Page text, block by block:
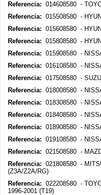
Referencia: 014608580 -
Referencia: 015508580 -
Referencia: 015608580 -
Referencia: 015808580 -
Referencia: 015908580 -
Referencia: 016108580 -
Referencia: 017508580 -
Referencia: 018008580 -
Referencia: 018308580 -
Referencia: 018408580 -
Referencia: 018908580 -
Referencia: 019108580 -
Referencia: 021508580 -
Referencia: 021808580 -
(Z3A/Z2A/RG)
Referencia: 022208580 -
1996-2001 (T19)